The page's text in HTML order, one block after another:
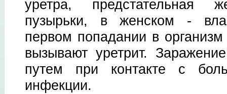
уретра, предстательная
пузырьки, в женском -
первом попадании в
вызывают уретрит.
путем при контакте с
инфекции.